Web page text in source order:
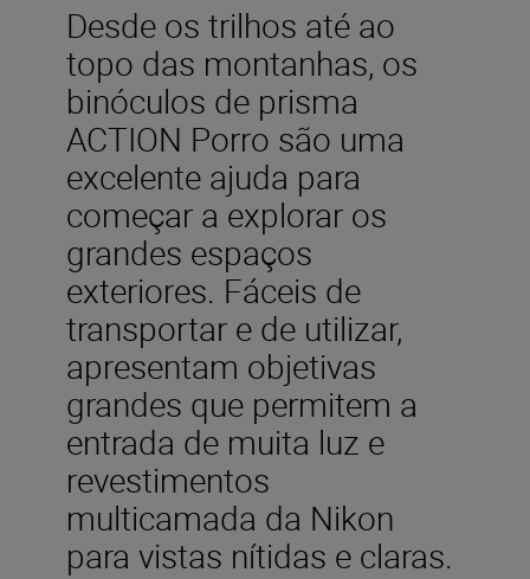
Desde os trilhos até ao
topo das montanhas, os
binóculos de prisma
ACTION Porro são uma
excelente ajuda para
começar a explorar os
grandes espaços
exteriores. Fáceis de
transportar e de utilizar,
apresentam objetivas
grandes que permitem a
entrada de muita luz e
revestimentos
multicamada da Nikon
para vistas nítidas e claras.